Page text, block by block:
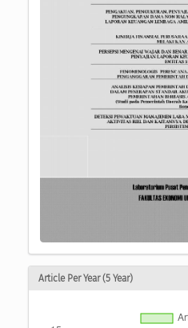
Article Per Year (5 Year)